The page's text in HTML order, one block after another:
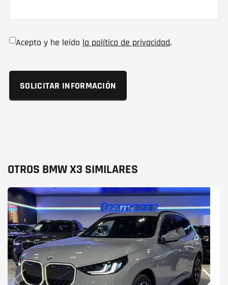
Acepto y he leído la política de privacidad.
OTROS BMW X3 SIMILARES